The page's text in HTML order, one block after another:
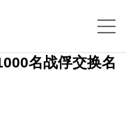
名战俘交换名